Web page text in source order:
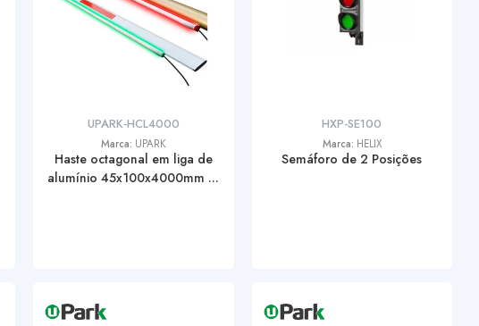
UPARK-HCL4000
Marca: UPARK
Haste octagonal em liga de
alumínio 45x100x4000mm ...
HXP-SE100
Marca: HELIX
Semáforo de 2 Posições